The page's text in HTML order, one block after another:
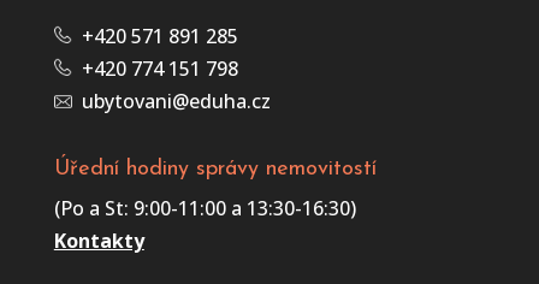
+420 571 891 285
+420 774 151 798
ubytovani@eduha.cz
Úřední hodiny správy nemovitostí
(Po a St: 9:00-11:00 a 13:30-16:30)
Kontakty